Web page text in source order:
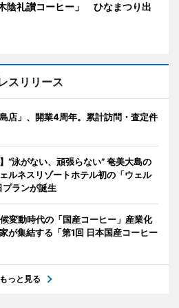
陰礼讃コーヒー」 ひなまつり出
スリリース
店」、開業4周年。累計訪問・査定件
“泳がない、頑張らない” 奄美大島の
ルネスリゾートホテル初の「ウェル
ランが誕生
変動時代の「国産コーヒー」産業化
が集結する「第1回 日本国産コーヒー
もっと見る